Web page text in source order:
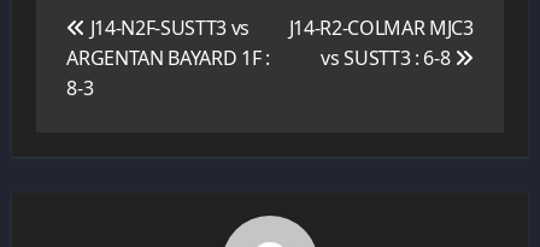
l’article
J14-N2F-SUSTT3 vs
ARGENTAN BAYARD 1F :
8-3
J14-R2-COLMAR MJC3
vs SUSTT3 : 6-8